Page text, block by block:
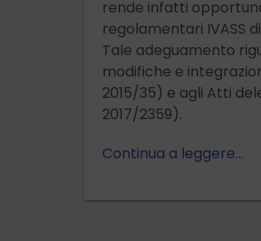
rende infatti
regolamentari IVASS
Tale adeguamento
modifiche e
2015/35) e agli Atti
2017/2359).
Continua a leggere…